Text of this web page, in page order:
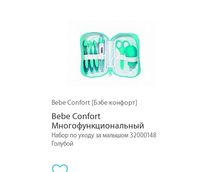
Bebe Confort [Бэбе конфорт]
Bebe Confort
Многофункциональный
Набор по уходу за малышом 32000148
Голубой